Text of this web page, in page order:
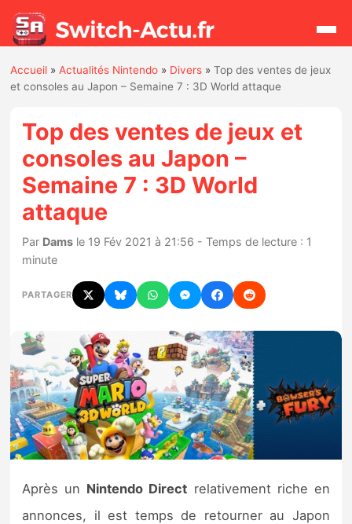
Rechercher
Actualités
Jeux
Hardware
Mises à jour
Chiffres de ventes
Rumeurs
Nintendo Direct
Tests et previews
Tests d’accessoires
Accueil »Actualités Nintendo » Divers »Top des ventes de jeux
et consoles au Japon – Semaine 7 : 3D World attaque
Top des ventes de jeux et
consoles au Japon –
Semaine 7 : 3D World
attaque
Par Dams le 19 Fév 2021 à 21:56 - Temps de lecture : 1
minute
PARTAGER
Après un Nintendo Direct relativement riche en
annonces, il est temps de retourner au Japon